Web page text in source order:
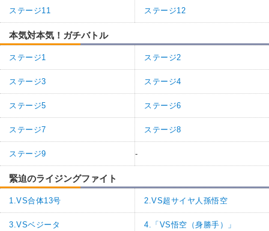
ステージ11 ステージ12
本気対本気！ガチバトル
ステージ1 ステージ2
ステージ3 ステージ4
ステージ5 ステージ6
ステージ7 ステージ8
ステージ9 -
緊迫のライジングファイト
1.VS合体13号 2.VS超サイヤ人孫悟空
3.VSベジータ 4.「VS悟空（身勝手）」